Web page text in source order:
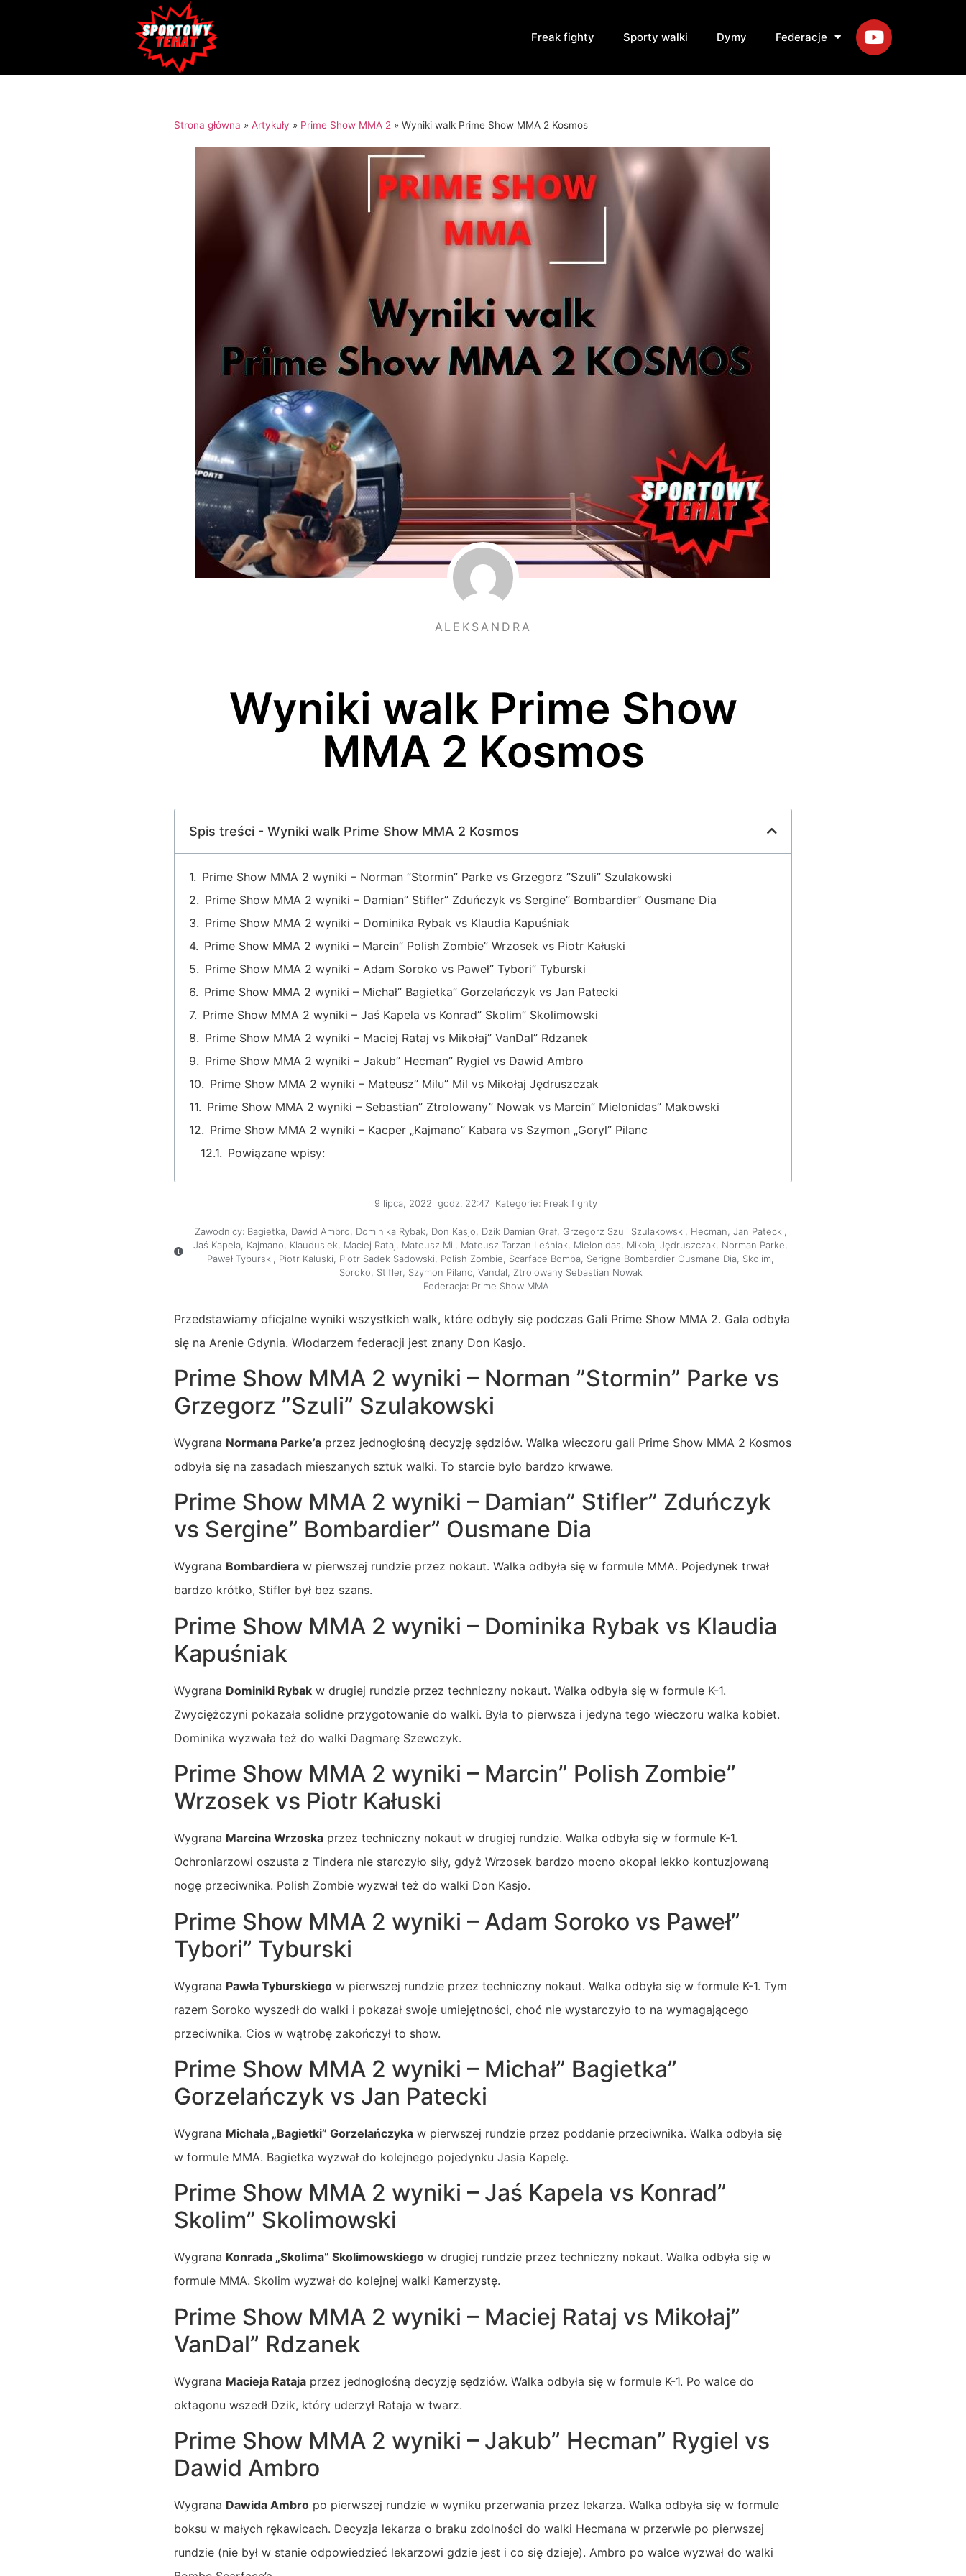
Freak fighty Sporty walki Dymy Federacje
Strona główna » Artykuły » Prime Show MMA 2 » Wyniki walk Prime Show MMA 2 Kosmos
ALEKSANDRA
Wyniki walk Prime Show
MMA 2 Kosmos
Spis treści - Wyniki walk Prime Show MMA 2 Kosmos
Prime Show MMA 2 wyniki – Norman ”Stormin” Parke vs Grzegorz ”Szuli” Szulakowski
Prime Show MMA 2 wyniki – Damian” Stifler” Zduńczyk vs Sergine” Bombardier” Ousmane Dia
Prime Show MMA 2 wyniki – Dominika Rybak vs Klaudia Kapuśniak
Prime Show MMA 2 wyniki – Marcin” Polish Zombie” Wrzosek vs Piotr Kałuski
Prime Show MMA 2 wyniki – Adam Soroko vs Paweł” Tybori” Tyburski
Prime Show MMA 2 wyniki – Michał” Bagietka” Gorzelańczyk vs Jan Patecki
Prime Show MMA 2 wyniki – Jaś Kapela vs Konrad” Skolim” Skolimowski
Prime Show MMA 2 wyniki – Maciej Rataj vs Mikołaj” VanDal” Rdzanek
Prime Show MMA 2 wyniki – Jakub” Hecman” Rygiel vs Dawid Ambro
Prime Show MMA 2 wyniki – Mateusz” Milu” Mil vs Mikołaj Jędruszczak
Prime Show MMA 2 wyniki – Sebastian” Ztrolowany” Nowak vs Marcin” Mielonidas” Makowski
Prime Show MMA 2 wyniki – Kacper „Kajmano” Kabara vs Szymon „Goryl” Pilanc
Powiązane wpisy:
9 lipca, 2022 godz. 22:47 Kategorie: Freak fighty
Zawodnicy: Bagietka, Dawid Ambro Dominika Rybak Don Kasjo Dzik Damian Graf, Grzegorz Szuli Szulakowski Hecman Jan Patecki
Jaś Kapela Kajmano Klaudusiek Maciej Rataj Mateusz Mil Mateusz Tarzan Leśniak Mielonidas Mikołaj Jędruszczak Norman Parke
Paweł Tyburski
Piotr Kaluski Piotr Sadek Sadowski Polish Zombie Scarface Bomba Serigne Bombardier Ousmane Dia Skolim
Soroko
Stifler, Szymon Pilanc, Vandal
Ztrolowany Sebastian Nowak
Federacja: Prime Show MMA
Przedstawiamy oficjalne wyniki wszystkich walk, które odbyły się podczas Gali Prime Show MMA 2. Gala odbyła
się na Arenie Gdynia. Włodarzem federacji jest znany Don Kasjo.
Prime Show MMA 2 wyniki – Norman ”Stormin” Parke vs
Grzegorz ”Szuli” Szulakowski
Wygrana Normana Parke’a przez jednogłośną decyzję sędziów. Walka wieczoru gali Prime Show MMA 2 Kosmos
odbyła się na zasadach mieszanych sztuk walki. To starcie było bardzo krwawe.
Prime Show MMA 2 wyniki – Damian” Stifler” Zduńczyk
vs Sergine” Bombardier” Ousmane Dia
Wygrana Bombardiera w pierwszej rundzie przez nokaut. Walka odbyła się w formule MMA. Pojedynek trwał
bardzo krótko, Stifler był bez szans.
Prime Show MMA 2 wyniki – Dominika Rybak vs Klaudia
Kapuśniak
Wygrana Dominiki Rybak w drugiej rundzie przez techniczny nokaut. Walka odbyła się w formule K-1.
Zwyciężczyni pokazała solidne przygotowanie do walki. Była to pierwsza i jedyna tego wieczoru walka kobiet.
Dominika wyzwała też do walki Dagmarę Szewczyk.
Prime Show MMA 2 wyniki – Marcin” Polish Zombie”
Wrzosek vs Piotr Kałuski
Wygrana Marcina Wrzoska przez techniczny nokaut w drugiej rundzie. Walka odbyła się w formule K-1.
Ochroniarzowi oszusta z Tindera nie starczyło siły, gdyż Wrzosek bardzo mocno okopał lekko kontuzjowaną
nogę przeciwnika. Polish Zombie wyzwał też do walki Don Kasjo.
Prime Show MMA 2 wyniki – Adam Soroko vs Paweł”
Tybori” Tyburski
Wygrana Pawła Tyburskiego w pierwszej rundzie przez techniczny nokaut. Walka odbyła się w formule K-1. Tym
razem Soroko wyszedł do walki i pokazał swoje umiejętności, choć nie wystarczyło to na wymagającego
przeciwnika. Cios w wątrobę zakończył to show.
Prime Show MMA 2 wyniki – Michał” Bagietka”
Gorzelańczyk vs Jan Patecki
Wygrana Michała „Bagietki” Gorzelańczyka w pierwszej rundzie przez poddanie przeciwnika. Walka odbyła się
w formule MMA. Bagietka wyzwał do kolejnego pojedynku Jasia Kapelę.
Prime Show MMA 2 wyniki – Jaś Kapela vs Konrad”
Skolim” Skolimowski
Wygrana Konrada „Skolima” Skolimowskiego w drugiej rundzie przez techniczny nokaut. Walka odbyła się w
formule MMA. Skolim wyzwał do kolejnej walki Kamerzystę.
Prime Show MMA 2 wyniki – Maciej Rataj vs Mikołaj”
VanDal” Rdzanek
Wygrana Macieja Rataja przez jednogłośną decyzję sędziów. Walka odbyła się w formule K-1. Po walce do
oktagonu wszedł Dzik, który uderzył Rataja w twarz.
Prime Show MMA 2 wyniki – Jakub” Hecman” Rygiel vs
Dawid Ambro
Wygrana Dawida Ambro po pierwszej rundzie w wyniku przerwania przez lekarza. Walka odbyła się w formule
boksu w małych rękawicach. Decyzja lekarza o braku zdolności do walki Hecmana w przerwie po pierwszej
rundzie (nie był w stanie odpowiedzieć lekarzowi gdzie jest i co się dzieje). Ambro po walce wyzwał do walki